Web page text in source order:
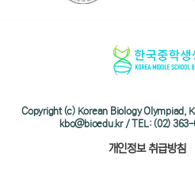
Copyright (c) Korean Biology Olympiad,
kbo@bioedu.kr / TEL: (02)
개인정보 취급방침